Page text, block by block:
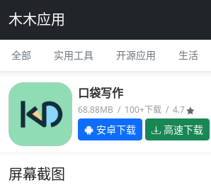
木木应用
全部 实用工具 开源应用 生活
口袋写作
68.88MB / 100+下载 / 4.7
安卓下载 高速下载
屏幕截图